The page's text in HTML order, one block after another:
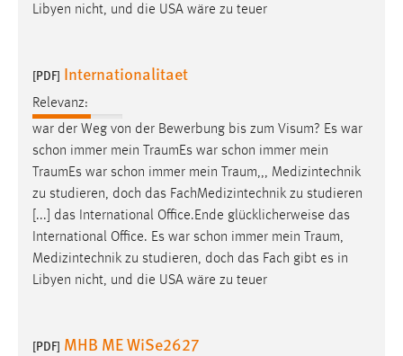
Libyen nicht, und die USA wäre zu teuer
[PDF] Internationalitaet
Relevanz:
war der Weg von der Bewerbung bis zum Visum? Es war
schon immer mein
TraumEs war schon immer mein
TraumEs war schon immer mein Traum,,, Medizintechnik
zu studieren, doch das FachMedizintechnik zu studieren
[...] das International Office.Ende glücklicherweise das
International Office. Es war schon immer mein
Traum,
Medizintechnik zu studieren, doch das Fach gibt es in
Libyen nicht, und die USA wäre zu teuer
[PDF] MHB ME WiSe2627
EXTERNE MEDIEN
externen Medien Cookies gesetzt.
YouTube
Vimeo